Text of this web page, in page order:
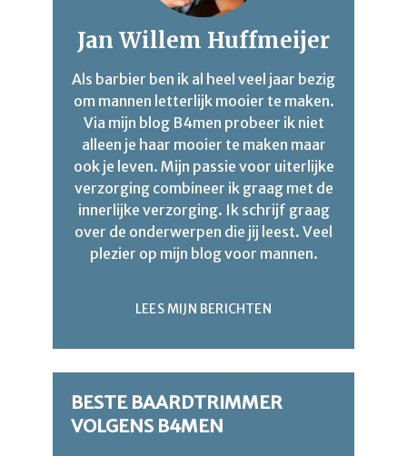
Jan Willem Huffmeijer
Als barbier ben ik al heel veel jaar bezig
om mannen letterlijk mooier te maken.
Via mijn blog B4men probeer ik niet
alleen je haar mooier te maken maar
ook je leven. Mijn passie voor uiterlijke
verzorging combineer ik graag met de
innerlijke verzorging. Ik schrijf graag
over de onderwerpen die jij leest. Veel
plezier op mijn blog voor mannen.
LEES MIJN BERICHTEN
BESTE BAARDTRIMMER
VOLGENS B4MEN